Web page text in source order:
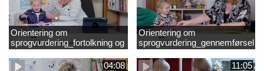
Orientering om
sprogvurdering_fortolkning og
opfølgning
Orientering om
sprogvurdering_gennemførsel
04:08 11:05